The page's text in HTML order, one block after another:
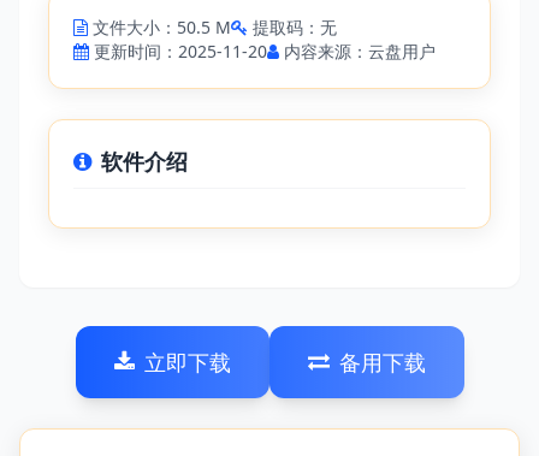
文件大小：50.5 M
提取码：无
更新时间：2025-11-20
内容来源：云盘用户
软件介绍
立即下载 备用下载